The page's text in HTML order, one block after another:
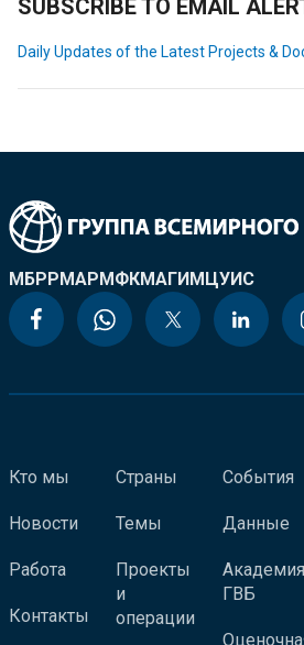
SUBSCRIBE TO EMAIL
Daily Updates of the Latest Projects &
МБРРМАРМФКМАГИМЦУИС
Кто мы
Новости
Работа
Контакты
Страны
Темы
Проекты
и
операции
События
Данные
Академия
ГВБ